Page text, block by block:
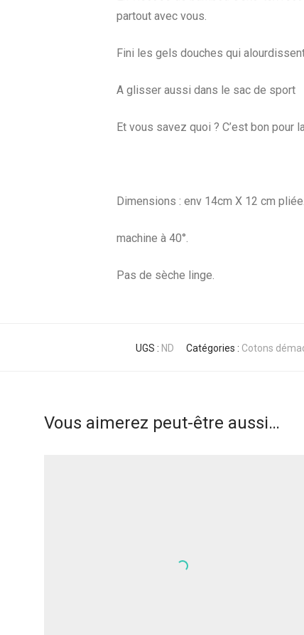
partout avec vous.
Fini les gels douches qui
A glisser aussi dans le sac de sport
Et vous savez quoi ? C’est bon pour
Dimensions : env 14cm X 12 cm pliée.
machine à 40°.
Pas de sèche linge.
UGS : ND Catégories : Cotons
Vous aimerez peut-être aussi…